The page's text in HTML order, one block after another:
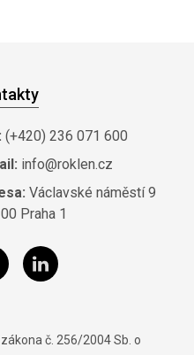
(+420) 236 071 600
info@roklen.cz
Václavské náměstí 9
Praha 1
č. 256/2004 Sb. o